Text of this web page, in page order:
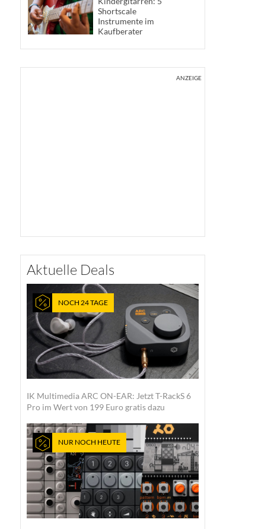
Shortscale
Instrumente im
Kaufberater
ANZEIGE
Aktuelle Deals
NOCH 24 TAGE
IK Multimedia ARC ON-EAR: Jetzt T-RackS 6
Pro im Wert von 199 Euro gratis dazu
NUR NOCH HEUTE